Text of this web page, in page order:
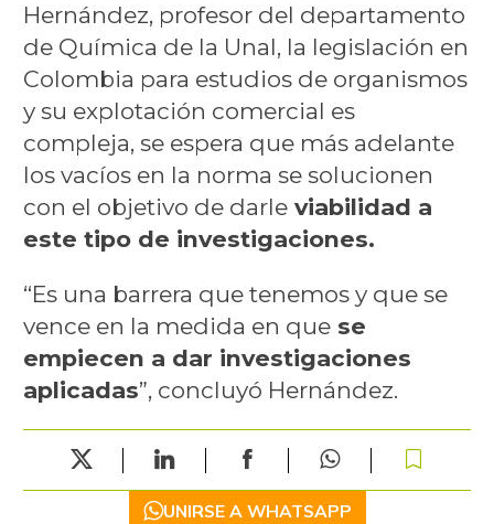
Hernández, profesor del departamento
de Química de la Unal, la legislación en
Colombia para estudios de organismos
y su explotación comercial es
compleja, se espera que más adelante
los vacíos en la norma se solucionen
con el objetivo de darleviabilidad a
este tipo de investigaciones.
“Es una barrera que tenemos y que se
vence en la medida en quese
empiecen a dar investigaciones
aplicadas”, concluyó Hernández.
UNIRSE A WHATSAPP